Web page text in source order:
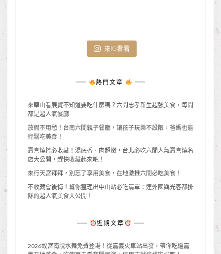
來IG看看
熱門文章
來華山看展覽不知道要吃什麼嗎？六間忠孝新生超強美食，每間
都是超人氣餐廳
放假不用愁！台南六間親子餐廳，讓孩子玩樂不設限，爸媽也能
輕鬆吃美食！
壽喜燒控必收藏！湯底香、肉超嫩，台北必吃六間人氣壽喜燒名
店大公開，趕快收藏起來吧！
來行天宮拜拜，別忘了享用美食，在地激推六間必吃美食！
不收藏會後悔！幫你整理出中山站必吃清單：連外國觀光客都排
隊的超人氣美食大公開！
近期文章
2026故宮南院水舞免費登場！從嘉義火車站出發，帶你吃遍嘉